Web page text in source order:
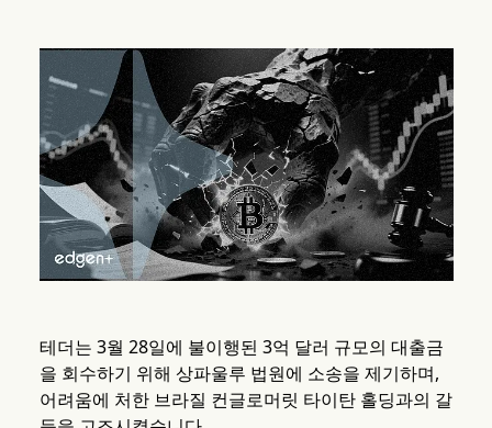
테더는 3월 28일에 불이행된 3억 달러 규모의 대출금
을 회수하기 위해 상파울루 법원에 소송을 제기하며,
어려움에 처한 브라질 컨글로머릿 타이탄 홀딩과의 갈